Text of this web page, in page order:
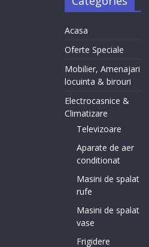
Acasa
Oferte Speciale
Mobilier, Amenajari
locuinta & birouri
Electrocasnice &
Climatizare
Televizoare
Aparate de aer
conditionat
Masini de spalat
rufe
Masini de spalat
vase
Frigidere